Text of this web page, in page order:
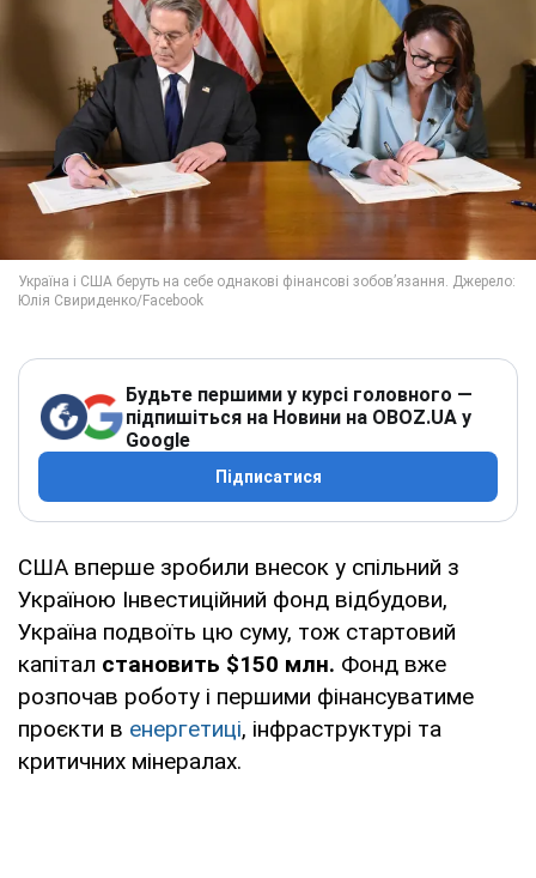
Будьте першими у курсі головного —
підпишіться на Новини на OBOZ.UA у
Google
Підписатися
США вперше зробили внесок у спільний з
Україною Інвестиційний фонд відбудови,
Україна подвоїть цю суму, тож стартовий
капітал становить $150 млн. Фонд вже
розпочав роботу і першими фінансуватиме
проєкти в енергетиці, інфраструктурі та
критичних мінералах.